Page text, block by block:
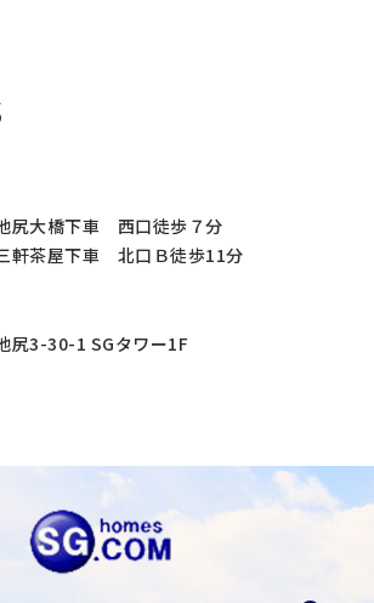
尻大橋下車 西口徒歩７分
軒茶屋下車 北口Ｂ徒歩11分
尻3-30-1 SGタワー1F